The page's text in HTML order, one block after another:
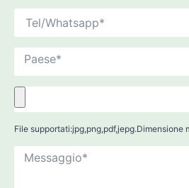
File supportati:jpg,png,pdf,jepg.Dimensione